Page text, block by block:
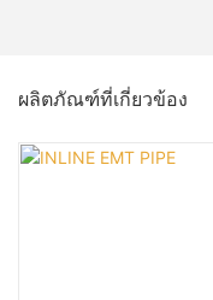
ผลิตภัณฑ์ที่เกี่ยวข้อง